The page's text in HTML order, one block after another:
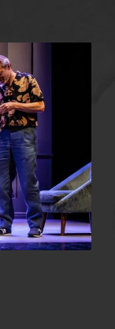
questo modo
il loro
Gallione, il
un
alla
a noi. Il
credere nei
quelle